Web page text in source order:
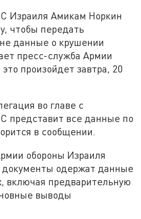
Израиля Амикам Норкин
чтобы передать
данные о крушении
пресс-служба Армии
произойдет завтра, 20
во главе с
представит все данные по
в сообщении.
обороны Израиля
документы одержат данные
включая предварительную
выводы